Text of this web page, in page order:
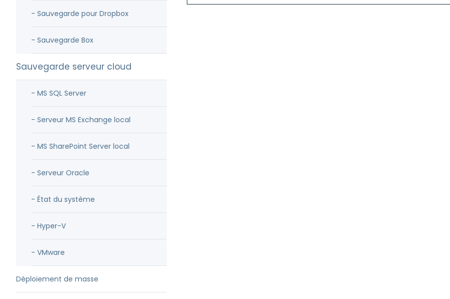
- Sauvegarde pour Dropbox
- Sauvegarde Box
Sauvegarde serveur cloud
- MS SQL Server
- Serveur MS Exchange local
- MS SharePoint Server local
- Serveur Oracle
- État du système
- Hyper-V
- VMware
Déploiement de masse